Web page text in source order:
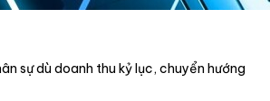
sự dù doanh thu kỷ lục, chuyển hướng